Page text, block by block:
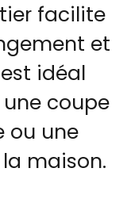
facilite
et
idéal
coupe
ou une
maison.